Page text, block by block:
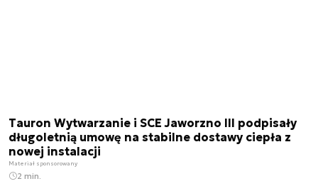
Tauron Wytwarzanie i SCE Jaworzno III podpisały
długoletnią umowę na stabilne dostawy ciepła z
nowej instalacji
Materiał sponsorowany
2 min.